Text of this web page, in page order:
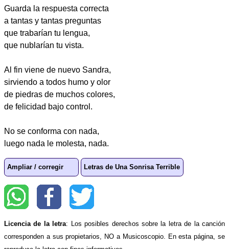
Guarda la respuesta correcta
a tantas y tantas preguntas
que trabarían tu lengua,
que nublarían tu vista.
Al fin viene de nuevo Sandra,
sirviendo a todos humo y olor
de piedras de muchos colores,
de felicidad bajo control.
No se conforma con nada,
luego nada le molesta, nada.
Ampliar / corregir Letras de Una Sonrisa Terrible
Licencia de la letra: Los posibles derechos sobre la letra de la canción
corresponden a sus propietarios, NO a Musicoscopio. En esta página, se